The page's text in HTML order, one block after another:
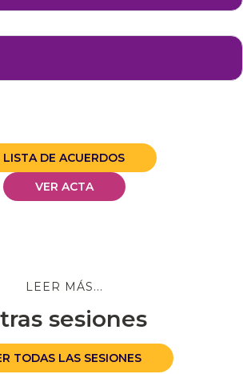
LISTA DE ACUERDOS
VER ACTA
LEER MÁS...
sesiones
TODAS LAS SESIONES